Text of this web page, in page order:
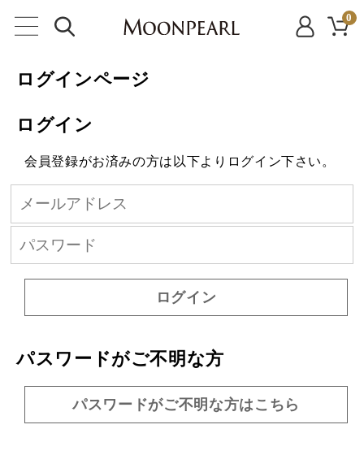
0
ログインページ
ログイン
会員登録がお済みの方は以下よりログイン下さい。
ログイン
パスワードがご不明な方
パスワードがご不明な方はこちら